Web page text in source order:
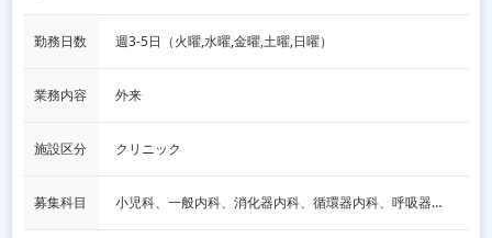
勤務日数 週3‐5日（火曜,水曜,金曜,土曜,日曜）
業務内容 外来
施設区分 クリニック
募集科目 小児科、一般内科、消化器内科、循環器内科、呼吸器内科、血液内科、心療内科、脳神経内科、内分泌内科、老人内科、一般外科、消化器外科、心臓外科、呼吸器外科、脳神経外科、整形外科、形成外科、リハビリテーション科、産婦人科、婦人科、精神科、眼科、耳鼻咽喉科、皮膚科、泌尿器科、放射線科、人工透析、麻酔科、美容外科、人間ドック・検診、その他